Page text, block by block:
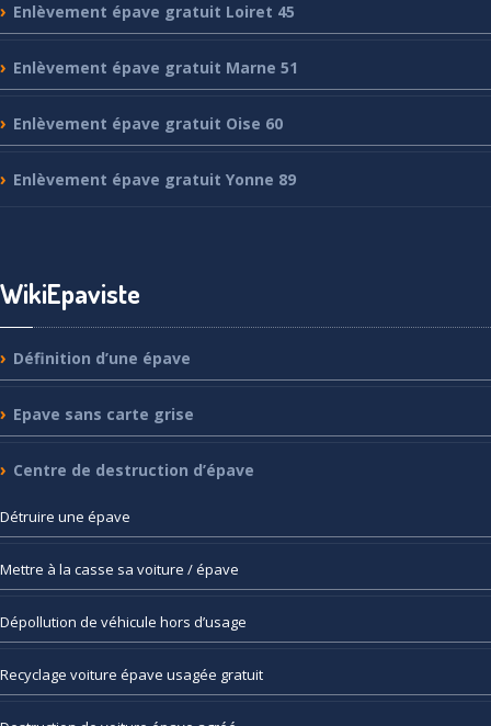
Enlèvement épave gratuit Loiret 45
Enlèvement épave gratuit Marne 51
Enlèvement épave gratuit Oise 60
Enlèvement épave gratuit Yonne 89
WikiEpaviste
Définition d’une épave
Epave sans carte grise
Centre de destruction d’épave
Détruire une épave
Mettre à la casse sa voiture / épave
Dépollution de véhicule hors d’usage
Recyclage voiture épave usagée gratuit